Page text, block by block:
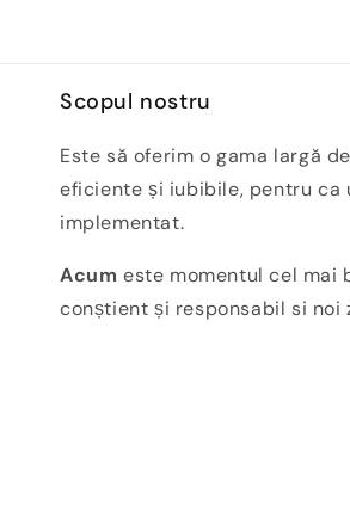
Scopul nostru
Este să oferim o gama largă
eficiente și iubibile, pentru ca
implementat.
Acum este momentul cel mai
conștient și responsabil si noi